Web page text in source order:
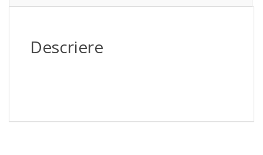
Descriere